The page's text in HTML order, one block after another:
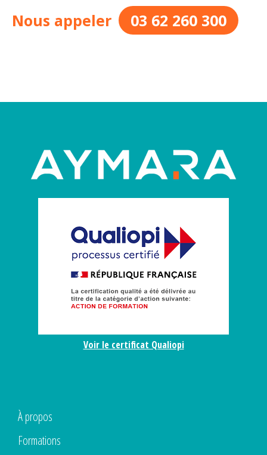
Nous appeler 03 62 260 300
Voir le certificat Qualiopi
À propos
Formations